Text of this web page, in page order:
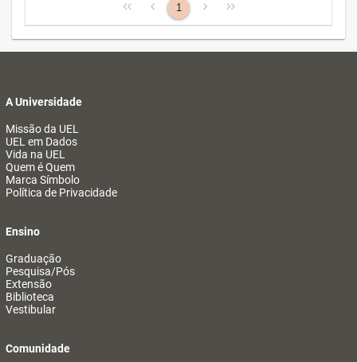
1
A Universidade
Missão da UEL
UEL em Dados
Vida na UEL
Quem é Quem
Marca Símbolo
Política de Privacidade
Ensino
Graduação
Pesquisa/Pós
Extensão
Biblioteca
Vestibular
Comunidade